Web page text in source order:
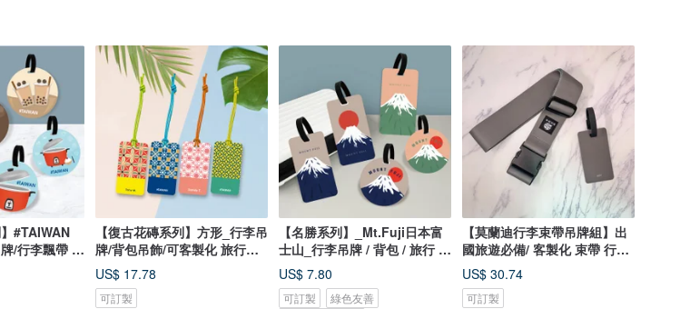
#TAIWAN
/行李飄帶 客
【復古花磚系列】方形_行李吊
牌/背包吊飾/可客製化 旅行小
物
US$ 17.78
可訂製
【名勝系列】_Mt.Fuji日本富
士山_行李吊牌 / 背包 / 旅行 /
出國
US$ 7.80
可訂製
綠色友善
【莫蘭迪行李束帶吊牌組】出
國旅遊必備/ 客製化 束帶 行李
吊牌
US$ 30.74
可訂製